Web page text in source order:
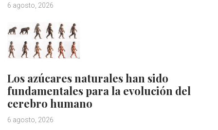
6 agosto, 2026
Los azúcares naturales han sido
fundamentales para la evolución del
cerebro humano
6 agosto, 2026